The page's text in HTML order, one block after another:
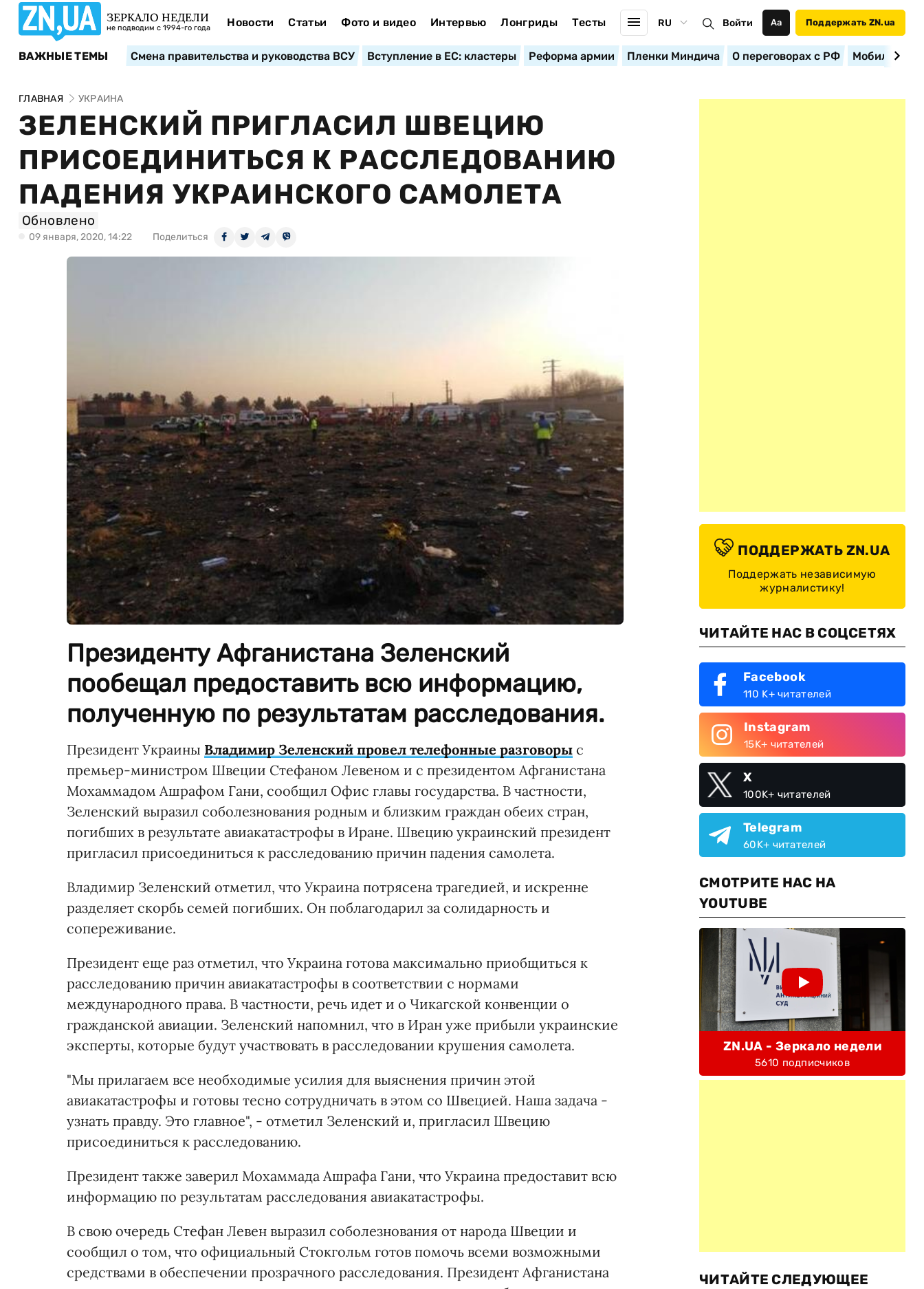
ЗЕРКАЛО НЕДЕЛИ
не подводим с 1994-го года Новости Статьи Фото и видео Интервью Лонгриды Тесты RU Войти Аа Поддержать ZN.ua
ВАЖНЫЕ ТЕМЫ Смена правительства и руководства ВСУ Вступление в ЕС: кластеры Реформа армии Пленки Миндича О переговорах с РФ
ГЛАВНАЯ УКРАИНА
ЗЕЛЕНСКИЙ ПРИГЛАСИЛ ШВЕЦИЮ
ПРИСОЕДИНИТЬСЯ К РАССЛЕДОВАНИЮ
ПАДЕНИЯ УКРАИНСКОГО САМОЛЕТА
Обновлено
09 января, 2020, 14:22 Поделиться
Президенту Афганистана Зеленский
пообещал предоставить всю информацию,
полученную по результатам расследования.
Президент Украины Владимир Зеленский провел телефонные разговоры с
премьер-министром Швеции Стефаном Левеном и с президентом Афганистана
Мохаммадом Ашрафом Гани, сообщил Офис главы государства. В частности,
Зеленский выразил соболезнования родным и близким граждан обеих стран,
погибших в результате авиакатастрофы в Иране. Швецию украинский президент
пригласил присоединиться к расследованию причин падения самолета.
Владимир Зеленский отметил, что Украина потрясена трагедией, и искренне
разделяет скорбь семей погибших. Он поблагодарил за солидарность и
сопереживание.
Президент еще раз отметил, что Украина готова максимально приобщиться к
расследованию причин авиакатастрофы в соответствии с нормами
международного права. В частности, речь идет и о Чикагской конвенции о
гражданской авиации. Зеленский напомнил, что в Иран уже прибыли украинские
эксперты, которые будут участвовать в расследовании крушения самолета.
"Мы прилагаем все необходимые усилия для выяснения причин этой
авиакатастрофы и готовы тесно сотрудничать в этом со Швецией. Наша задача -
узнать правду. Это главное", - отметил Зеленский и, пригласил Швецию
присоединиться к расследованию.
Президент также заверил Мохаммада Ашрафа Гани, что Украина предоставит всю
информацию по результатам расследования авиакатастрофы.
В свою очередь Стефан Левен выразил соболезнования от народа Швеции и
сообщил о том, что официальный Стокгольм готов помочь всеми возможными
средствами в обеспечении прозрачного расследования. Президент Афганистана
ПОДДЕРЖАТЬ ZN.UA
Поддержать независимую
журналистику!
ЧИТАЙТЕ НАС В СОЦСЕТЯХ
Facebook
110 K+ читателей
Instagram
15K+ читателей
X
100K+ читателей
Telegram
60K+ читателей
СМОТРИТЕ НАС НА
YOUTUBE
ZN.UA - Зеркало недели
5610 подписчиков
ЧИТАЙТЕ СЛЕДУЮЩЕЕ